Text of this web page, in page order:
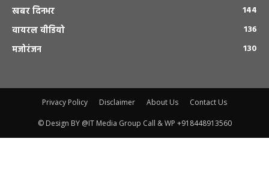
खबर दिनभर
144
वायरल वीडियो
136
मजोरंजन
130
Privacy Policy Disclaimer About Us Contact Us
© Design BY @IT Media Group Call & WP +918448913560